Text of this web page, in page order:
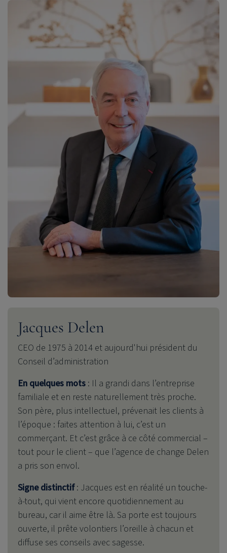
Jacques Delen
CEO de 1975 à 2014 et aujourd'hui président du
Conseil d’administration
En quelques mots : Il a grandi dans l’entreprise
familiale et en reste naturellement très proche.
Son père, plus intellectuel, prévenait les clients à
l’époque : faites attention à lui, c’est un
commerçant. Et c’est grâce à ce côté commercial –
tout pour le client – que l’agence de change Delen
a pris son envol.
Signe distinctif: Jacques est en réalité un touche-
à-tout, qui vient encore quotidiennement au
bureau, car il aime être là. Sa porte est toujours
ouverte, il prête volontiers l’oreille à chacun et
diffuse ses conseils avec sagesse.